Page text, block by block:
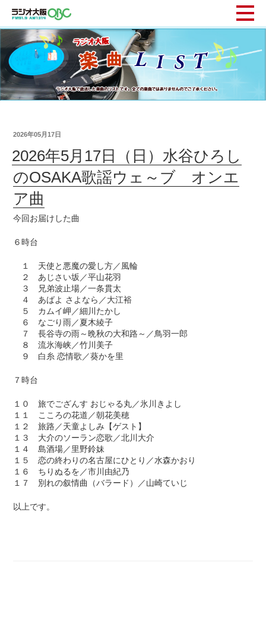
2026年05月17日
2026年5月17日（日）水谷ひろし
のOSAKA歌謡ウェ～ブ オンエ
ア曲
今回お届けした曲
６時台
１ 天使と悪魔の愛し方／風輪
２ あじさい坂／平山花羽
３ 兄弟波止場／一条貫太
４ あばよ さよなら／大江裕
５ カムイ岬／細川たかし
６ なごり雨／夏木綾子
７ 長谷寺の雨～晩秋の大和路～／鳥羽一郎
８ 流氷海峡／竹川美子
９ 白糸 恋情歌／葵かを里
７時台
１０ 旅でござんす おじゃる丸／氷川きよし
１１ こころの花道／朝花美穂
１２ 旅路／天童よしみ【ゲスト】
１３ 大介のソーラン恋歌／北川大介
１４ 島酒場／里野鈴妹
１５ 恋の終わりの名古屋にひとり／水森かおり
１６ ちりぬるを／市川由紀乃
１７ 別れの叙情曲（バラード）／山崎ていじ
以上です。